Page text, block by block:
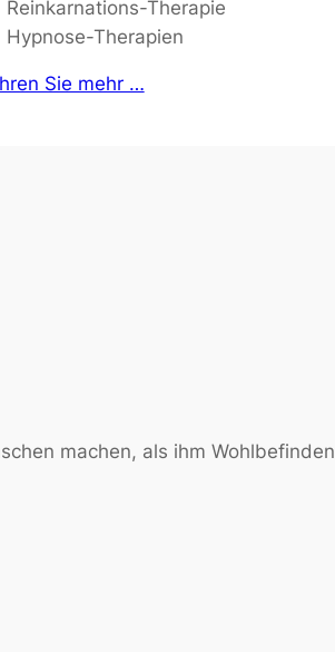
Reinkarnations-Therapie
Hypnose-Therapien
Sie mehr …
machen, als ihm Wohlbefinden